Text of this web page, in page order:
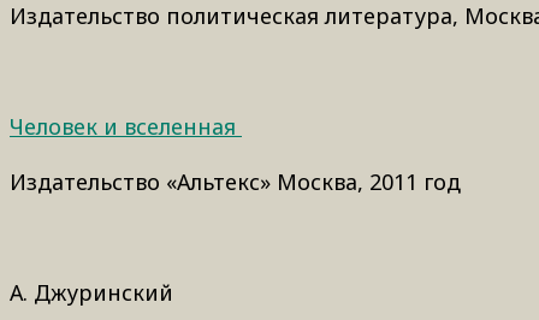
Издательство политическая литература,
Человек и вселенная
Издательство «Альтекс» Москва, 2011 год
А. Джуринский